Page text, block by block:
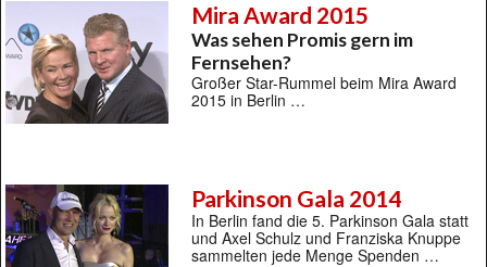
Mira Award 2015
Was sehen Promis gern im
Fernsehen?
Großer Star-Rummel beim Mira Award
2015 in Berlin …
Parkinson Gala 2014
In Berlin fand die 5. Parkinson Gala statt
und Axel Schulz und Franziska Knuppe
sammelten jede Menge Spenden …